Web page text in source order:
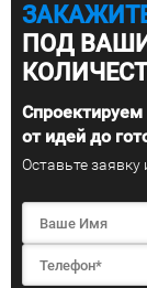
ПОД
от идей до
Оставьте заявку